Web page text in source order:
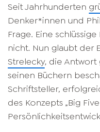
Seit Jahrhunderten
Denker*innen und
Frage. Eine
nicht. Nun glaubt der
Strelecky, die Antwort
seinen Büchern
Schriftsteller,
des Konzepts „Big